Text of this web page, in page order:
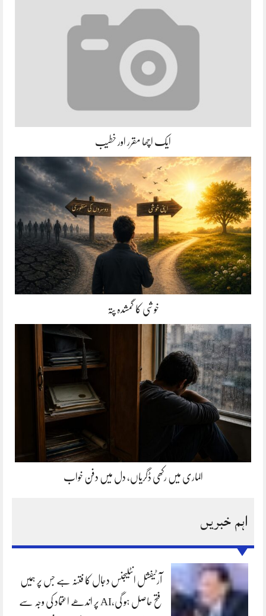
ایک اچھا مقرر اور خطیب
خوشی کا گمشدہ پتہ
الماری میں رکھی ڈگریاں، دل میں دفن خواب
اہم خبریں
آرٹیفشل انٹلیجنس دجال کا فتنہ ہے جس پر ہمیں
فتح حاصل ہو گی،AI پر اندھے اعتماد کی وجہ سے